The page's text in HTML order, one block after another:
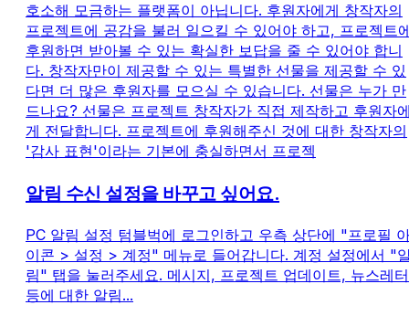
호소해 모금하는 플랫폼이 아닙니다. 후원자에게 창작자의
프로젝트에 공감을 불러 일으킬 수 있어야 하고, 프로젝트
후원하면 받아볼 수 있는 확실한 보답을 줄 수 있어야 합니
다. 창작자만이 제공할 수 있는 특별한 선물을 제공할 수 있
다면 더 많은 후원자를 모으실 수 있습니다. 선물은 누가 만
드나요? 선물은 프로젝트 창작자가 직접 제작하고 후원자
게 전달합니다. 프로젝트에 후원해주신 것에 대한 창작자의
'감사 표현'이라는 기본에 충실하면서 프로젝
알림 수신 설정을 바꾸고 싶어요.
PC 알림 설정 텀블벅에 로그인하고 우측 상단에 "프로필
이콘 > 설정 > 계정" 메뉴로 들어갑니다. 계정 설정에서 "
림" 탭을 눌러주세요. 메시지, 프로젝트 업데이트, 뉴스레터
등에 대한 알림...